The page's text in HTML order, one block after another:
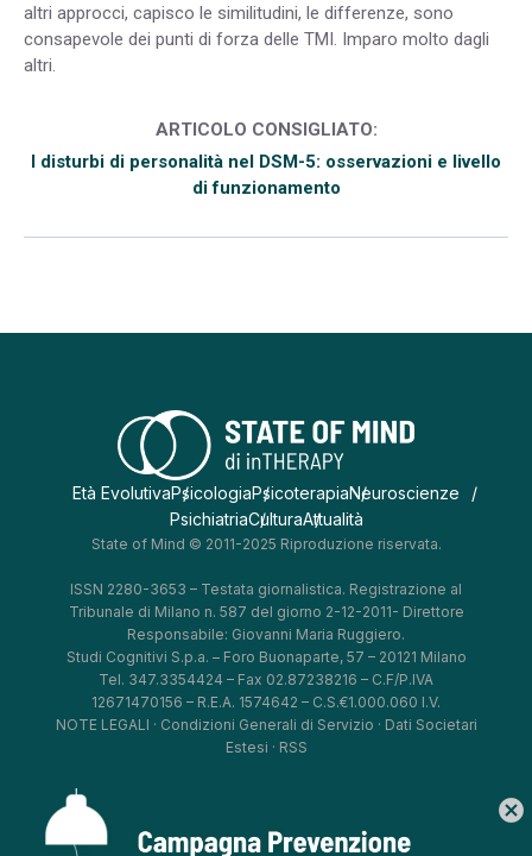
altri approcci, capisco le similitudini, le differenze, sono
consapevole dei punti di forza delle TMI. Imparo molto dagli
altri.
ARTICOLO CONSIGLIATO:
I disturbi di personalità nel DSM-5: osservazioni e livello
di funzionamento
Età EvolutivaPsicologiaPsicoterapiaNeuroscienze
PsichiatriaCulturaAttualità
State of Mind © 2011-2025 Riproduzione riservata.
ISSN 2280-3653 – Testata giornalistica. Registrazione al
Tribunale di Milano n. 587 del giorno 2-12-2011- Direttore
Responsabile: Giovanni Maria Ruggiero.
Studi Cognitivi S.p.a. – Foro Buonaparte, 57 – 20121 Milano
Tel. 347.3354424 – Fax 02.87238216 – C.F/P.IVA
12671470156 – R.E.A. 1574642 – C.S.€1.000.060 I.V.
NOTE LEGALI · Condizioni Generali di Servizio · Dati Societari
Estesi · RSS
** **
cancel